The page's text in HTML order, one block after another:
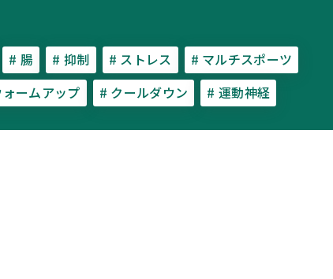
# 腸 # 抑制 # ストレス
# マルチスポーツ
ームアップ # クールダウン # 運動神経